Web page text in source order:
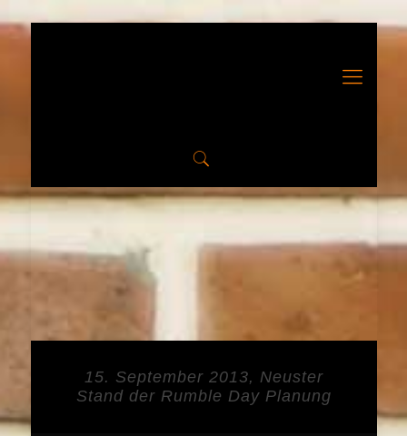
15. September 2013, Neuster
Stand der Rumble Day Planung